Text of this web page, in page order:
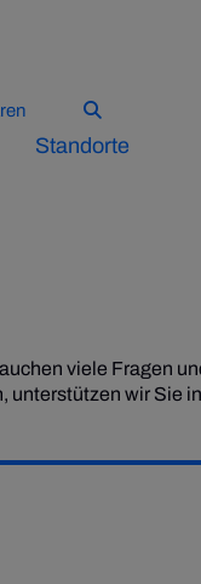
Standorte
viele Fragen
unterstützen wir Sie